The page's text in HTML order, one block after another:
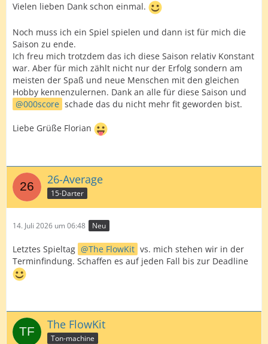
Ich wünsche Euch viele Erfolg in der nächsten Saison in
Liga 7!
Check-Out,
Hendrik
Vielen lieben Dank schon einmal.
Noch muss ich ein Spiel spielen und dann ist für mich die
Saison zu ende.
Ich freu mich trotzdem das ich diese Saison relativ Konstant
war. Aber für mich zählt nicht nur der Erfolg sondern am
meisten der Spaß und neue Menschen mit den gleichen
Hobby kennenzulernen. Dank an alle für diese Saison und
000score schade das du nicht mehr fit geworden bist.
Liebe Grüße Florian
26-Average
15-Darter
14. Juli 2026 um 06:48 Neu
Letztes Spieltag The FlowKit vs. mich stehen wir in der
Terminfindung. Schaffen es auf jeden Fall bis zur Deadline
The FlowKit
Ton-machine